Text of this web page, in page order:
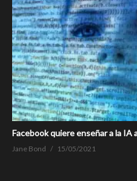
Facebook quiere enseñar a la
Jane Bond 15/05/2021